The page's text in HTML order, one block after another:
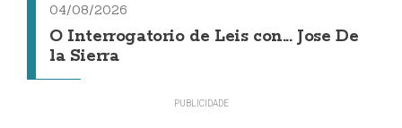
04/08/2026
O Interrogatorio de Leis con... Jose De
la Sierra